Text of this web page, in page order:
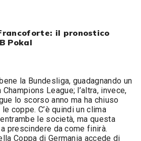
il pronostico
Pokal
la Bundesliga, guadagnando un
League; l’altra, invece,
lo scorso anno ma ha chiuso
coppe. C’è quindi un clima
le società, ma questa
prescindere da come finirà.
Coppa di Germania accede di